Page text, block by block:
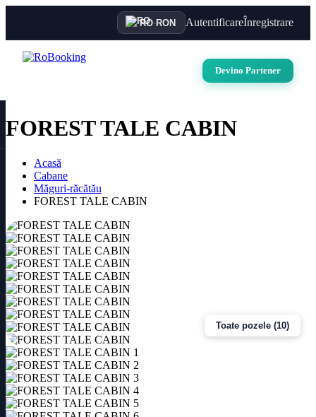
RO·RON AutentificareÎnregistrare
Devino Partener
FOREST TALE CABIN
Acasă
Cabane
Măguri-răcătău
FOREST TALE CABIN
Toate pozele (10)